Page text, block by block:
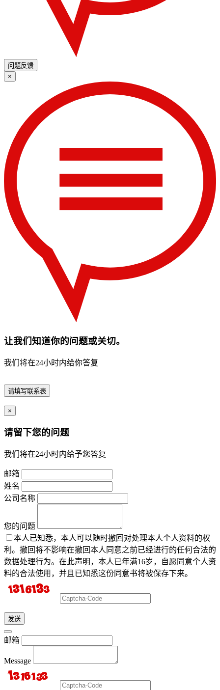
问题反馈
×
让我们知道你的问题或关切。
我们将在24小时内给你答复
请填写联系表
×
请留下您的问题
我们将在24小时内给予您答复
邮箱
姓名
公司名称
您的问题
本人已知悉，本人可以随时撤回对处理本人个人资料的权
利。撤回将不影响在撤回本人同意之前已经进行的任何合法的
数据处理行为。在此声明，本人已年满16岁，自愿同意个人资
料的合法使用，并且已知悉这份同意书将被保存下来。
发送
邮箱
Message